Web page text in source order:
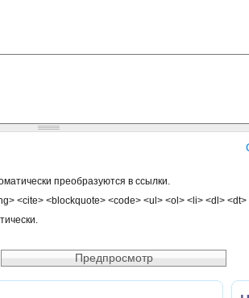
преобразуются в ссылки.
<cite> <blockquote> <code> <ul> <ol> <li> <dl> <dt>